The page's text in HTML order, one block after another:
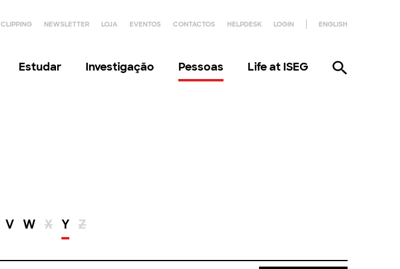
CLIPPING NEWSLETTER LOJA EVENTOS CONTACTOS HELPDESK LOGIN ENGLISH
Estudar Investigação Pessoas Life at ISEG
V W X Y Z